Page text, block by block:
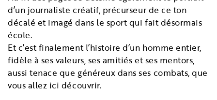
d’un journaliste créatif, précurseur de ce ton
décalé et imagé dans le sport qui fait désormais
école.
Et c’est finalement l’histoire d’un homme entier,
fidèle à ses valeurs, ses amitiés et ses mentors,
aussi tenace que généreux dans ses combats, que
vous allez ici découvrir.